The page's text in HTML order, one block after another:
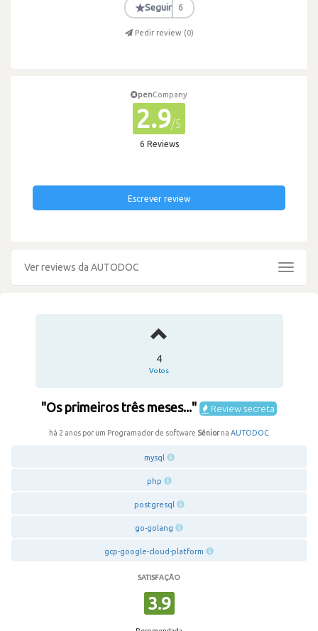
★Seguir 6
Pedir review (0)
penCompany
2.9/5
6 Reviews
Escrever review
Ver reviews da AUTODOC
Toggle
4
Votos
"Os primeiros três meses..." Review secreta
há 2 anos por um Programador de software Séniorna AUTODOC
mysql
php
postgresql
go-golang
gcp-google-cloud-platform
SATISFAÇÃO
3.9